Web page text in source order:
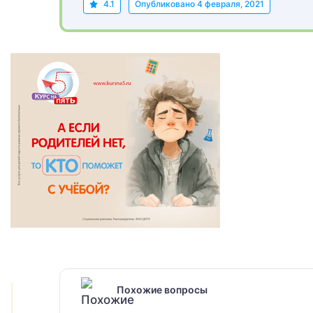
4.1 Опубликовано 4 февраля, 2021
Похожие вопросы